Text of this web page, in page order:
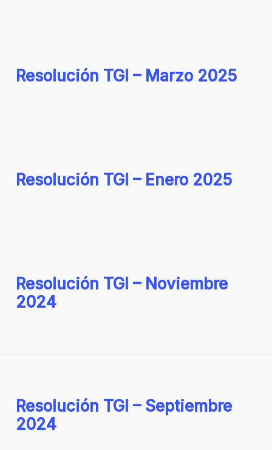
Resolución TGI – Marzo 2025
Resolución TGI – Enero 2025
Resolución TGI – Noviembre
2024
Resolución TGI – Septiembre
2024